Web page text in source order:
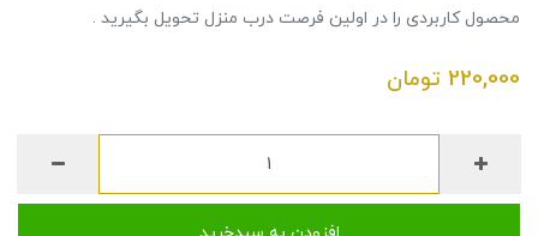
محصول کاربردی را در اولین فرصت درب منزل تحویل بگیرید .
220,000 تومان